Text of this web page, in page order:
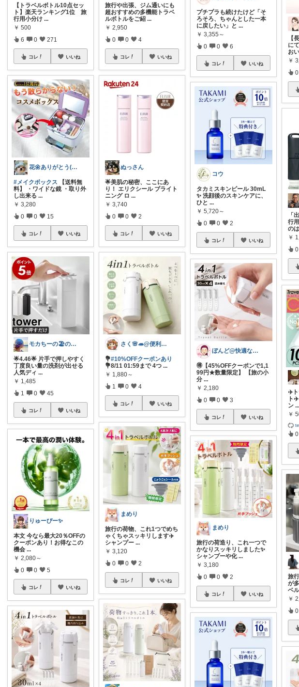
【トラベルボトル10点セッ
ト】楽天ランキング1位 旅
行用小分け ...
￥ 500
6 0 271
コレ いいね
花🌼ありがとう(*･ω･)*_ _)ﾍ
#メイクボックス 【送料無
料】 ・ワイドな鏡 ・取り外
し出来る ...
￥ 3,280
0 0 15
コレ いいね
モカちーの🏖️のんびりライフ🐈✨
🌟4.46🌟 片手で押しやすく
丁度良い量の洗剤が出せる
人気ディ ...
￥ 1,485
1 0 45
コレ いいね
りゅーぴー✨
本文 今なら最大20％OFFの
クーポンあり！お得なこの
機会 ...
￥ 2,080～
0 0 5
コレ いいね
旅行や出張、ジム通いにも
超おすすめの多機能トラベ
ルボトルをご紹 ...
￥ 2,950
0 0 4
コレ いいね
ぬっさん
🌟美肌の秘密、ここにあ
り！ エリクシール ブライト
ニング ロ ...
￥ 3,740
0 0 2
コレ いいね
さく🌸🦔@便利でかわいいを探す旅
💐#10%OFFクーポンあり
💐8/11 01:59まで 4つ ...
￥ 1,880～
1 0 4
コレ いいね
まめり
旅行の荷物、これ1つでめち
ゃくちゃスッキリします✈️
シャンプー ...
￥ 3,120
0 0 2
コレ いいね
プチプラも続けたけど「そ
ろそろ、ちゃんとした一本
に戻したい」と ...
￥ 3,355～
0 0 6
コレ いいね
コウ
タカミスキンピール 30mL
✨ 洗顔後のスキンケアに、
ひと ...
￥ 5,720～
0 0 2
コレ いいね
ぼんど@快適な暮らし
🉐【45%OFFクーポンで1,1
99円★数量限定】 【旅の小
分 ...
￥ 2,180
0 0 3
コレ いいね
まめり
旅行の荷造り、これ一つで
かなりスッキリしました✨
シャンプーや化 ...
￥ 3,180
0 0 2
コレ いいね
【
に
お
￥
0
「
行
の
￥
0
✈️ト
ト
ン ...
￥
0
旅
が
ベ
￥
0